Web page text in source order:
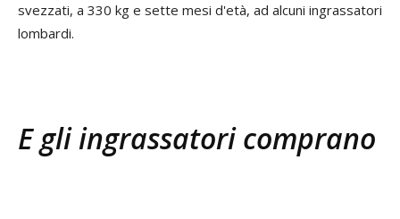
svezzati, a 330 kg e sette mesi d'età, ad alcuni ingrassatori
lombardi.
E gli ingrassatori comprano